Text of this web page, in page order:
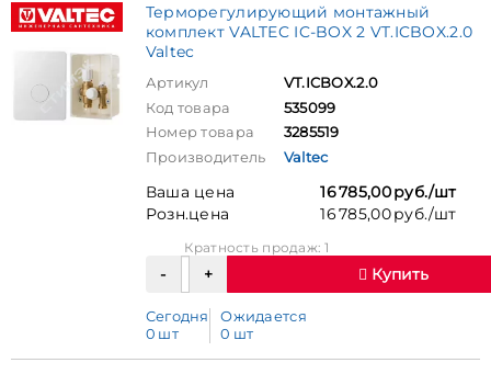
Терморегулирующий монтажный
комплект VALTEC IC-BOX 2 VT.ICBOX.2.0
Valtec
Артикул
VT.ICBOX.2.0
Код товара
535099
Номер товара
3285519
Производитель
Valtec
Ваша цена
16 785,00 руб./шт
Розн.цена
16 785,00 руб./шт
Кратность продаж: 1
Купить
Сегодня
0 шт
Ожидается
0 шт